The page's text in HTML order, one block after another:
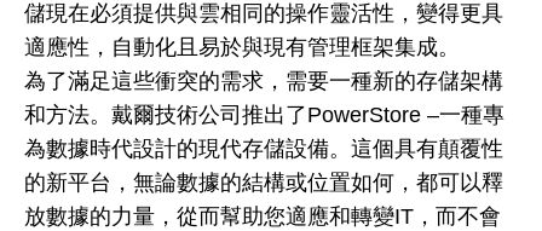
儲現在必須提供與雲相同的操作靈活性，變得更具
適應性，自動化且易於與現有管理框架集成。
為了滿足這些衝突的需求，需要一種新的存儲架構
和方法。戴爾技術公司推出了PowerStore –一種專
為數據時代設計的現代存儲設備。這個具有顛覆性
的新平台，無論數據的結構或位置如何，都可以釋
放數據的力量，從而幫助您適應和轉變IT，而不會